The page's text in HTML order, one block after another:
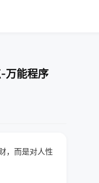
万能程序
，而是对人性